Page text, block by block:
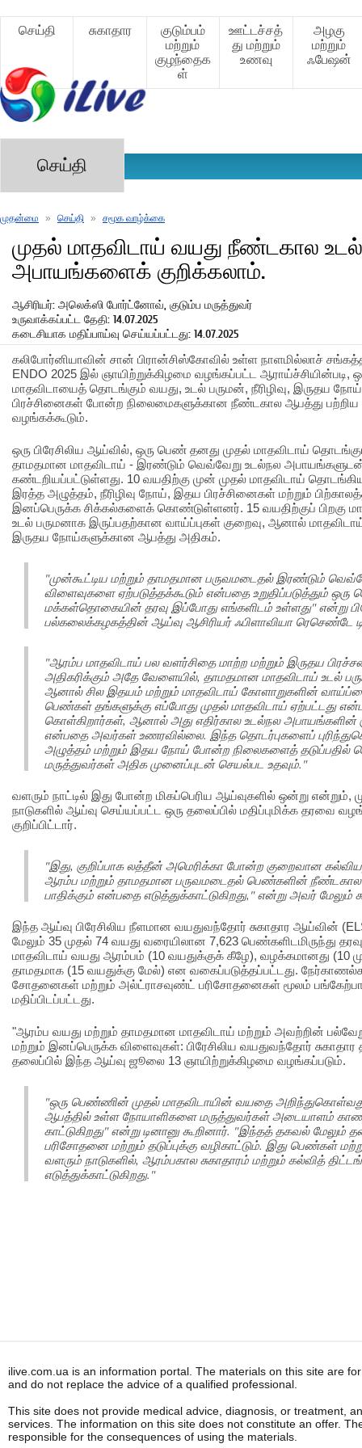
செய்தி சுகாதார
குடும்பம்
மற்றும்
குழந்தைக
ள்
ஊட்டச்சத்
து மற்றும்
உணவு
அழகு
மற்றும்
ஃபேஷன்
செய்தி
முதன்மை » செய்தி » சமூக வாழ்க்கை
முதல் மாதவிடாய் வயது நீண்டகால
அபாயங்களைக் குறிக்கலாம்.
ஆசிரியர்: அலெக்ஸி போர்ட்னோவ், குடும்ப மருத்துவர்
உருவாக்கப்பட்ட தேதி: 14.07.2025
கடைசியாக மதிப்பாய்வு செய்யப்பட்டது: 14.07.2025
கலிபோர்னியாவின் சான் பிரான்சிஸ்கோவில் உள்ள நாளமில்லாச்
ENDO 2025 இல் ஞாயிற்றுக்கிழமை வழங்கப்பட்ட ஆராய்ச்சியின்படி,
மாதவிடாயைத் தொடங்கும் வயது, உடல் பருமன், நீரிழிவு, இருதய
பிரச்சினைகள் போன்ற நிலைமைகளுக்கான நீண்டகால ஆபத்து பற்றிய
வழங்கக்கூடும்.
ஒரு பிரேசிலிய ஆய்வில், ஒரு பெண் தனது முதல் மாதவிடாய்
தாமதமான மாதவிடாய் - இரண்டும் வெவ்வேறு உடல்நல
கண்டறியப்பட்டுள்ளது. 10 வயதிற்கு முன் முதல் மாதவிடாய்
இரத்த அழுத்தம், நீரிழிவு நோய், இதய பிரச்சினைகள் மற்றும்
இனப்பெருக்க சிக்கல்களைக் கொண்டுள்ளனர். 15 வயதிற்குப் பிறகு
உடல் பருமனாக இருப்பதற்கான வாய்ப்புகள் குறைவு, ஆனால்
இருதய நோய்களுக்கான ஆபத்து அதிகம்.
"முன்கூட்டிய மற்றும் தாமதமான பருவமடைதல் இரண்டும்
விளைவுகளை ஏற்படுத்தக்கூடும் என்பதை உறுதிப்படுத்தும் ஒரு
மக்கள்தொகையின் தரவு இப்போது எங்களிடம் உள்ளது" என்று
பல்கலைக்கழகத்தின் ஆய்வு ஆசிரியர் ஃபிளாவியா ரெசெண்டே
"ஆரம்ப மாதவிடாய் பல வளர்சிதை மாற்ற மற்றும் இருதய
அதிகரிக்கும் அதே வேளையில், தாமதமான மாதவிடாய் உடல்
ஆனால் சில இதயம் மற்றும் மாதவிடாய் கோளாறுகளின்
பெண்கள் தங்களுக்கு எப்போது முதல் மாதவிடாய் ஏற்பட்டது
கொள்கிறார்கள், ஆனால் அது எதிர்கால உடல்நல அபாயங்களின்
என்பதை அவர்கள் உணரவில்லை. இந்த தொடர்புகளைப்
அழுத்தம் மற்றும் இதய நோய் போன்ற நிலைகளைத் தடுப்பதில்
மருத்துவர்கள் அதிக முனைப்புடன் செயல்பட உதவும்."
வளரும் நாட்டில் இது போன்ற மிகப்பெரிய ஆய்வுகளில் ஒன்று என்றும்,
நாடுகளில் ஆய்வு செய்யப்பட்ட ஒரு தலைப்பில் மதிப்புமிக்க தரவை
குறிப்பிட்டார்.
"இது, குறிப்பாக லத்தீன் அமெரிக்கா போன்ற குறைவான
ஆரம்ப மற்றும் தாமதமான பருவமடைதல் பெண்களின்
பாதிக்கும் என்பதை எடுத்துக்காட்டுகிறது," என்று அவர் மேலும்
இந்த ஆய்வு பிரேசிலிய நீளமான வயதுவந்தோர் சுகாதார ஆய்வின்
மேலும் 35 முதல் 74 வயது வரையிலான 7,623 பெண்களிடமிருந்து
மாதவிடாய் வயது ஆரம்பம் (10 வயதுக்குக் கீழே), வழக்கமானது (10
தாமதமாக (15 வயதுக்கு மேல்) என வகைப்படுத்தப்பட்டது.
சோதனைகள் மற்றும் அல்ட்ராசவுண்ட் பரிசோதனைகள் மூலம்
மதிப்பிடப்பட்டது.
"ஆரம்ப வயது மற்றும் தாமதமான மாதவிடாய் மற்றும் அவற்றின்
மற்றும் இனப்பெருக்க விளைவுகள்: பிரேசிலிய வயதுவந்தோர்
தலைப்பில் இந்த ஆய்வு ஜூலை 13 ஞாயிற்றுக்கிழமை வழங்கப்படும்.
"ஒரு பெண்ணின் முதல் மாதவிடாயின் வயதை
ஆபத்தில் உள்ள நோயாளிகளை மருத்துவர்கள் அடையாளம்
காட்டுகிறது" என்று டினானு கூறினார். "இந்தத் தகவல் மேலும்
பரிசோதனை மற்றும் தடுப்புக்கு வழிகாட்டும். இது பெண்கள்
வளரும் நாடுகளில், ஆரம்பகால சுகாதாரம் மற்றும் கல்வித்
எடுத்துக்காட்டுகிறது."
ilive.com.ua is an information portal. The materials on this site are
and do not replace the advice of a qualified professional.
This site does not provide medical advice, diagnosis, or treatment,
services. The information on this site does not constitute an offer.
responsible for the consequences of using the materials.